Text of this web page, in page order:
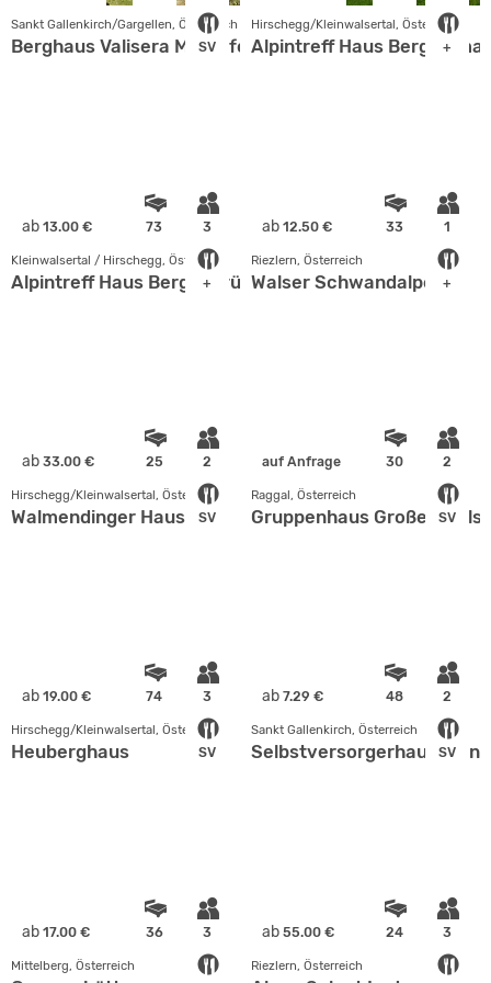
SV
Sankt Gallenkirch/Gargellen, Österreich
Berghaus Valisera Montafon/Österreich +
Hirschegg/Kleinwalsertal, Österreich
Alpintreff Haus Bergheimat
ab 13.00 € 73 3
+
Kleinwalsertal / Hirschegg, Österreich
Alpintreff Haus Bergengrün
ab 12.50 € 33 1
+
Riezlern, Österreich
Walser Schwandalpe
ab 33.00 € 25 2
SV
Hirschegg/Kleinwalsertal, Österreich
Walmendinger Haus
auf Anfrage 30 2
SV
Raggal, Österreich
Gruppenhaus Großes
ab 19.00 € 74 3
SV
Hirschegg/Kleinwalsertal, Österreich
Heuberghaus
ab 7.29 € 48 2
SV
Sankt Gallenkirch, Österreich
Selbstversorgerhaus
ab 17.00 € 36 3
Mittelberg, Österreich
ab 55.00 € 24 3
Riezlern, Österreich